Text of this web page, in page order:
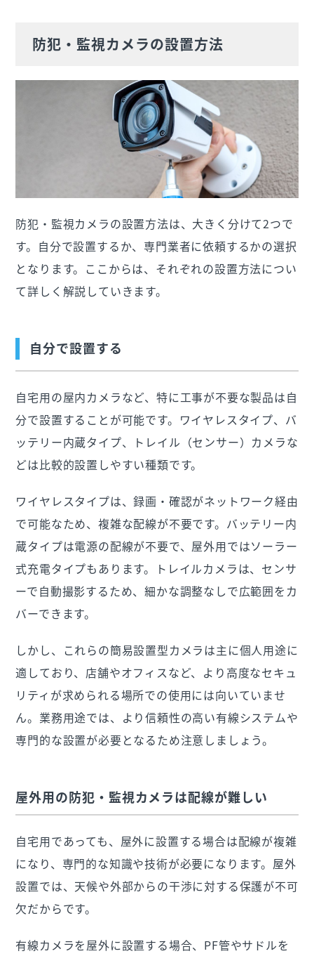
防犯・監視カメラの設置方法
防犯・監視カメラの設置方法は、大きく分けて2つで
す。自分で設置するか、専門業者に依頼するかの選択
となります。ここからは、それぞれの設置方法につい
て詳しく解説していきます。
自分で設置する
自宅用の屋内カメラなど、特に工事が不要な製品は自
分で設置することが可能です。ワイヤレスタイプ、バ
ッテリー内蔵タイプ、トレイル（センサー）カメラな
どは比較的設置しやすい種類です。
ワイヤレスタイプは、録画・確認がネットワーク経由
で可能なため、複雑な配線が不要です。バッテリー内
蔵タイプは電源の配線が不要で、屋外用ではソーラー
式充電タイプもあります。トレイルカメラは、センサ
ーで自動撮影するため、細かな調整なしで広範囲をカ
バーできます。
しかし、これらの簡易設置型カメラは主に個人用途に
適しており、店舗やオフィスなど、より高度なセキュ
リティが求められる場所での使用には向いていませ
ん。業務用途では、より信頼性の高い有線システムや
専門的な設置が必要となるため注意しましょう。
屋外用の防犯・監視カメラは配線が難しい
自宅用であっても、屋外に設置する場合は配線が複雑
になり、専門的な知識や技術が必要になります。屋外
設置では、天候や外部からの干渉に対する保護が不可
欠だからです。
有線カメラを屋外に設置する場合、PF管やサドルを